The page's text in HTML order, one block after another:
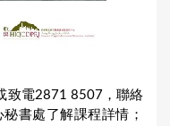
致電2871 8507，聯絡
書處了解課程詳情；